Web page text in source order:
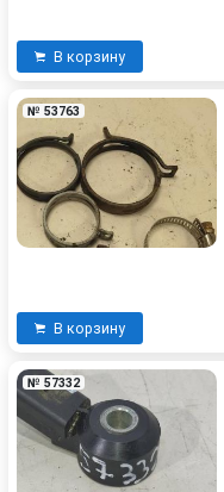
В корзину
№ 53763
В корзину
№ 57332